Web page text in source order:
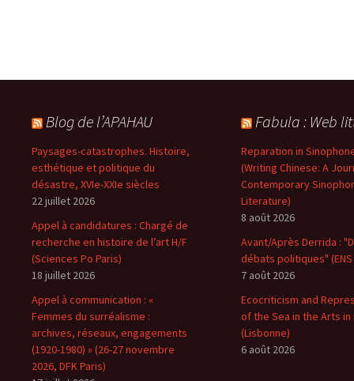
Blog de l’APAHAU
Paysages-catastrophes. Histoire,
esthétique et politique du
désastre, XVIe-XXIe siècles
22 juillet 2026
Appel à candidatures : Chargé de
recherche en histoire de l’art H/F
(Sciences Po Paris)
18 juillet 2026
Appel à communication : «
Femmes du surréalisme :
archives, réseaux, engagements
(1920-1980) » (26-27 novembre
2026, DFK Paris)
Fabula : Web
Reparation in
(Writing Chinese: A
Contemporary
Literature)
8 août 2026
Avant/Après Derrida :
débats politiques" (ENS
7 août 2026
Ecocriticism and
of the Sea in the Arts
(Lisbonne)
6 août 2026